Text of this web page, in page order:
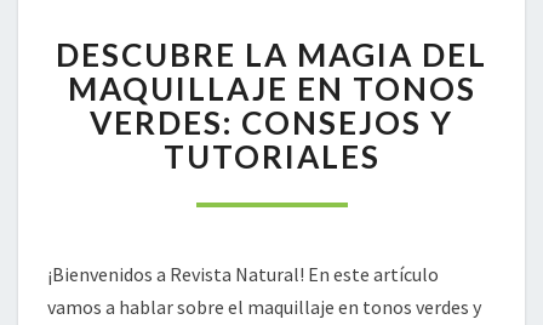
LA
MAGIA
DEL
MAQUILLAJE
EN
VERDES:
DESCUBRE LA MAGIA DEL
MAQUILLAJE EN TONOS
VERDES: CONSEJOS Y
TUTORIALES
¡Bienvenidos a Revista Natural! En este artículo
vamos a hablar sobre el maquillaje en tonos verdes y